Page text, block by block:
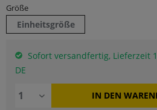
Größe
Einheitsgröße
Sofort versandfertig, Lieferzeit
DE
IN DEN